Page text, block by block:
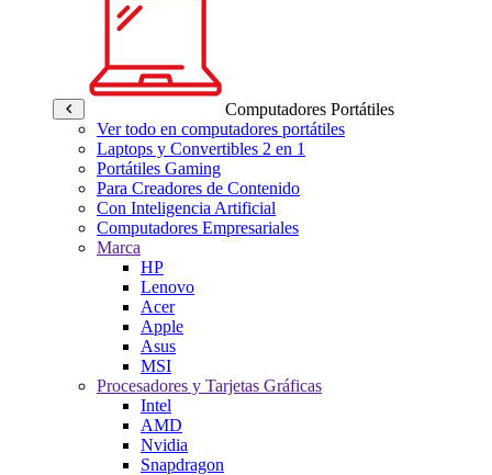
Computadores Portátiles
Ver todo en computadores portátiles
Laptops y Convertibles 2 en 1
Portátiles Gaming
Para Creadores de Contenido
Con Inteligencia Artificial
Computadores Empresariales
Marca
HP
Lenovo
Acer
Apple
Asus
MSI
Procesadores y Tarjetas Gráficas
Intel
AMD
Nvidia
Snapdragon